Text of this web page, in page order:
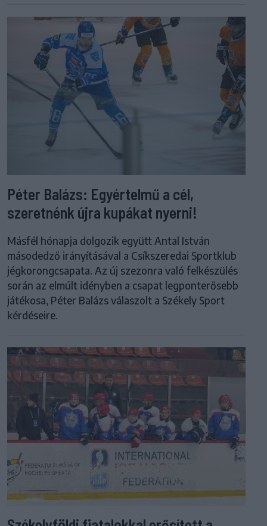
Péter Balázs: Egyértelmű a cél,
szeretnénk újra kupákat nyerni!
Másfél hónapja dolgozik együtt Antal István
másodedző irányításával a Csíkszeredai Sportklub
jégkorongcsapata. Az új szezonra való felkészülés
során az elmúlt idényben a csapat legponterősebb
játékosa, Péter Balázs válaszolt a Székely Sport
kérdéseire.